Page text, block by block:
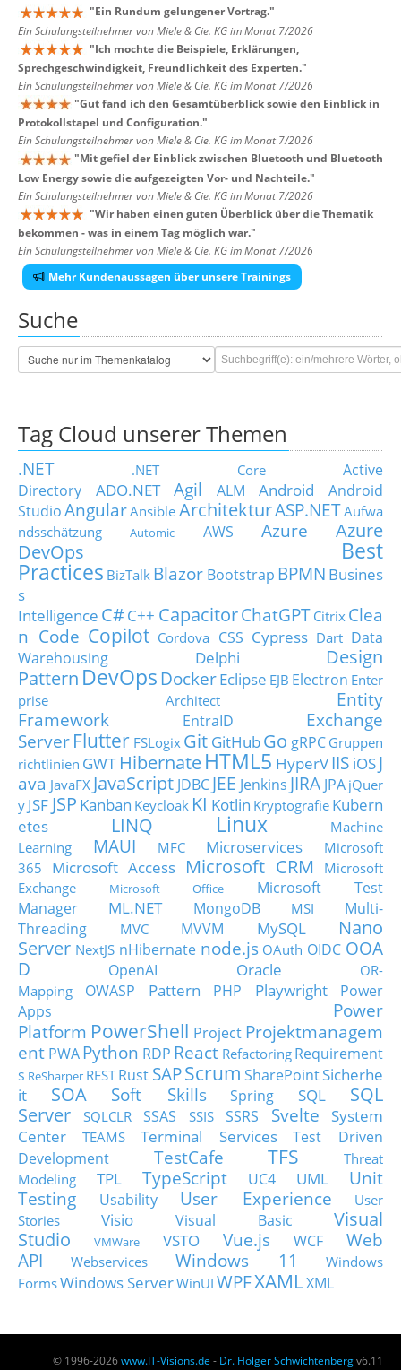
"Ein Rundum gelungener Vortrag."
Ein Schulungsteilnehmer von Miele & Cie. KG im Monat 7/2026
"Ich mochte die Beispiele, Erklärungen,
Sprechgeschwindigkeit, Freundlichkeit des Experten."
Ein Schulungsteilnehmer von Miele & Cie. KG im Monat 7/2026
"Gut fand ich den Gesamtüberblick sowie den Einblick in
Protokollstapel und Configuration."
Ein Schulungsteilnehmer von Miele & Cie. KG im Monat 7/2026
"Mit gefiel der Einblick zwischen Bluetooth und Bluetooth
Low Energy sowie die aufgezeigten Vor- und Nachteile."
Ein Schulungsteilnehmer von Miele & Cie. KG im Monat 7/2026
"Wir haben einen guten Überblick über die Thematik
bekommen - was in einem Tag möglich war."
Ein Schulungsteilnehmer von Miele & Cie. KG im Monat 7/2026
Mehr Kundenaussagen über unsere Trainings
Suche
Tag Cloud unserer Themen
.NET .NET Core
Active
Directory
ADO.NET Agil ALM Android
Android
StudioAngularAnsible ArchitekturASP.NETAufwa
ndsschätzung
Automic AWS Azure
Azure
DevOps
Best
Practices BizTalk Blazor Bootstrap BPMN Busines
s
Intelligence C#C++ CapacitorChatGPT Citrix Clea
n Code Copilot Cordova CSS Cypress Dart Data
Warehousing
Delphi
Design
Pattern DevOps DockerEclipse EJB Electron Enter
prise Architect
Entity
Framework
EntraID
Exchange
Server Flutter FSLogix Git GitHubGo gRPC Gruppen
richtlinien GWT HibernateHTML5 HyperVIIS iOSJ
ava JavaFX JavaScript JDBC JEE Jenkins JIRA JPA jQuer
y JSF JSP Kanban Keycloak KI Kotlin Kryptografie Kubern
etes
LINQ Linux
Machine
Learning
MAUI MFC Microservices
Microsoft
365
Microsoft Access Microsoft CRM
Microsoft
Exchange
Microsoft Office
Microsoft Test
Manager
ML.NET MongoDB MSI
Multi-
Threading
MVC MVVM MySQL
Nano
Server NextJS nHibernate node.js OAuth OIDC OOA
D
OpenAI Oracle
OR-
Mapping
OWASP Pattern PHP Playwright
Power
Apps
Power
Platform PowerShell Project Projektmanagem
ent PWA Python RDP React Refactoring Requirement
s ReSharper RESTRust SAPScrum SharePointSicherhe
it
SOA Soft Skills Spring SQL
SQL
Server
SQLCLR SSAS SSIS SSRS Svelte
System
Center
TEAMS Terminal Services
Test Driven
Development
TestCafe TFS
Threat
Modeling
TPL TypeScript UC4 UML
Unit
Testing
Usability User Experience
User
Stories
Visio Visual Basic
Visual
Studio
VMWare VSTO Vue.js WCF
Web
API
Webservices Windows 11
Windows
FormsWindows ServerWinUI WPFXAMLXML
© 1996-2026www.IT-Visions.de - Dr. Holger Schwichtenbergv6.11